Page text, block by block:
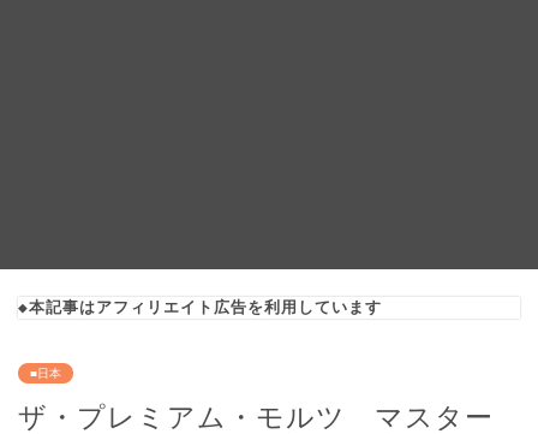
◆本記事はアフィリエイト広告を利用しています
■日本
ザ・プレミアム・モルツ マスター